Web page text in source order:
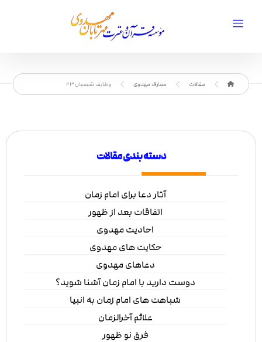
مقالات معارف مهدوی وظایف شیعیان 23
دسته بندی مقالات
آثار دعا برای امام زمان
اتفاقات بعد از ظهور
احادیث مهدوی
حکایت های مهدوی
دعاهای مهدوی
دوست دارید با امام زمان آشنا شوید؟
شباهت های امام زمان به انبیا
علائم آخرالزمان
فرق نو ظهور